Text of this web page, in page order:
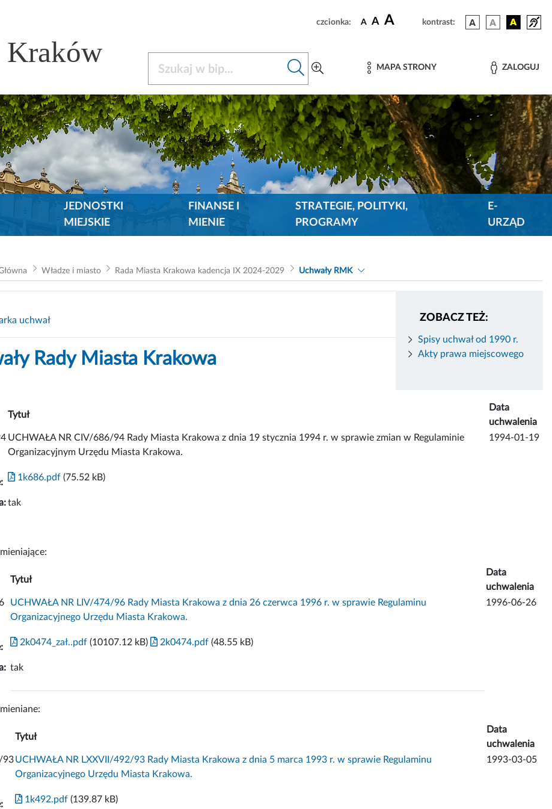
czcionka: A A A kontrast:
Kraków MAPA STRONY ZALOGUJ
JEDNOSTKI
MIEJSKIE
FINANSE I
MIENIE
STRATEGIE, POLITYKI,
PROGRAMY
E-
URZĄD
Władze i miasto Rada Miasta Krakowa kadencja IX 2024-2029 Uchwały RMK
ZOBACZ TEŻ:
Spisy uchwał od 1990 r.
Akty prawa miejscowego
uchwał
Rady Miasta Krakowa
Tytuł
Data
uchwalenia
UCHWAŁA NR CIV/686/94 Rady Miasta Krakowa z dnia 19 stycznia 1994 r. w sprawie zmian w Regulaminie
Organizacyjnym Urzędu Miasta Krakowa.
1994-01-19
1k686.pdf (75.52 kB)
tak
Tytuł
Data
uchwalenia
UCHWAŁA NR LIV/474/96 Rady Miasta Krakowa z dnia 26 czerwca 1996 r. w sprawie Regulaminu
Organizacyjnego Urzędu Miasta Krakowa.
1996-06-26
2k0474_zał..pdf (10107.12 kB) 2k0474.pdf (48.55 kB)
tak
Tytuł
Data
uchwalenia
93UCHWAŁA NR LXXVII/492/93 Rady Miasta Krakowa z dnia 5 marca 1993 r. w sprawie Regulaminu
Organizacyjnego Urzędu Miasta Krakowa.
1993-03-05
1k492.pdf (139.87 kB)